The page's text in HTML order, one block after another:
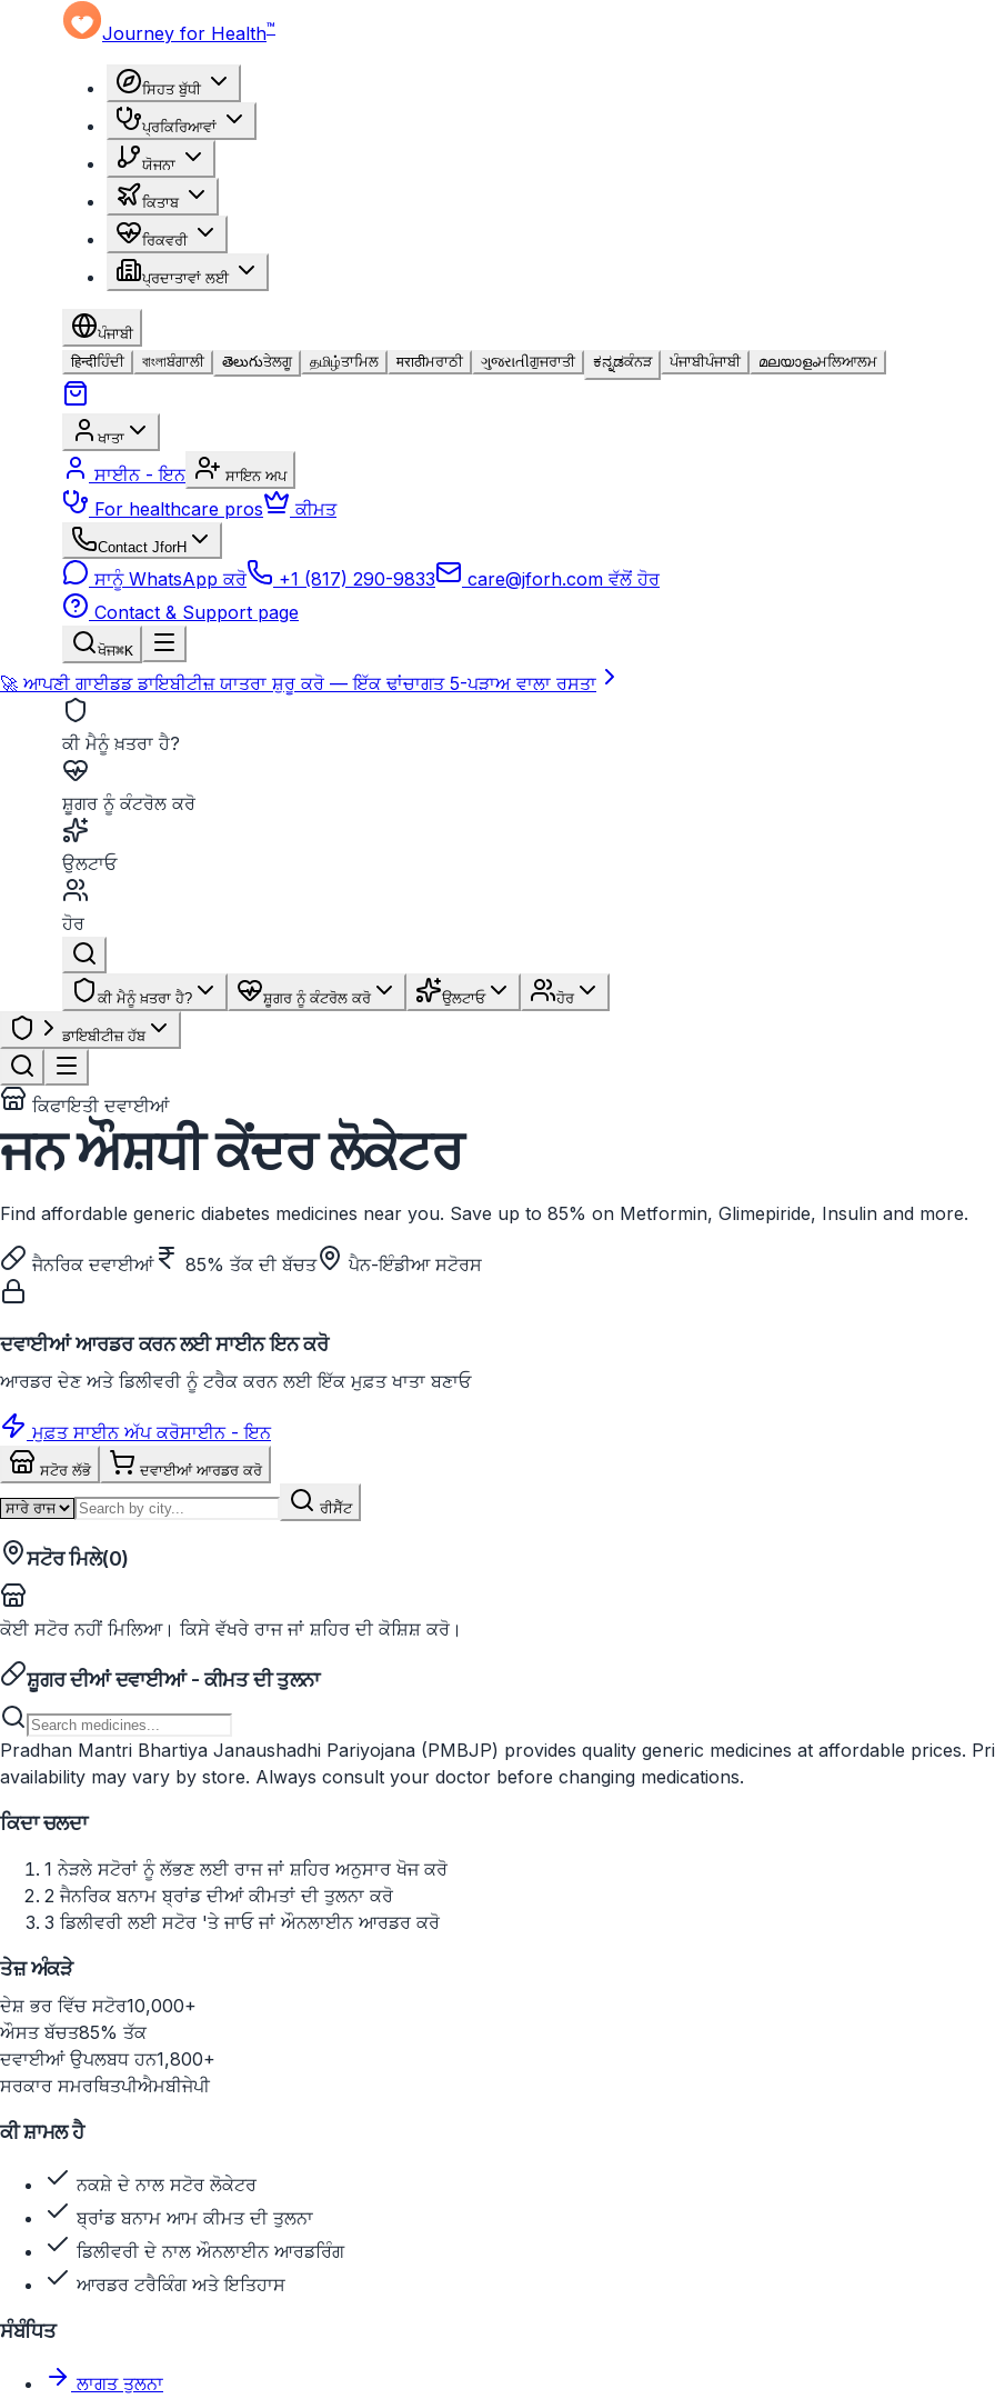
Journey for Health™
ਸਿਹਤ ਬੁੱਧੀ
ਪ੍ਰਕਿਰਿਆਵਾਂ
ਯੋਜਨਾ
ਕਿਤਾਬ
ਰਿਕਵਰੀ
ਪ੍ਰਦਾਤਾਵਾਂ ਲਈ
ਪੰਜਾਬੀ
हिन्दीਹਿੰਦੀ বাংলাਬੰਗਾਲੀ తెలుగుਤੇਲਗੂ தமிழ்ਤਾਮਿਲ मराठीਮਰਾਠੀ ગુજરાતીਗੁਜਰਾਤੀ ಕನ್ನಡਕੰਨੜ ਪੰਜਾਬੀਪੰਜਾਬੀ മലയാളംਮਲਿਆਲਮ
ਖਾਤਾ
ਸਾਈਨ - ਇਨ ਸਾਇਨ ਅਪ
For healthcare pros ਕੀਮਤ
Contact JforH
ਸਾਨੂੰ WhatsApp ਕਰੋ +1 (817) 290-9833
care@jforh.com ਵੱਲੋਂ ਹੋਰ
Contact & Support page
ਖੋਜ⌘K
🚀 ਆਪਣੀ ਗਾਈਡਡ ਡਾਇਬੀਟੀਜ਼ ਯਾਤਰਾ ਸ਼ੁਰੂ ਕਰੋ — ਇੱਕ ਢਾਂਚਾਗਤ 5-ਪੜਾਅ ਵਾਲਾ ਰਸਤਾ
ਕੀ ਮੈਨੂੰ ਖ਼ਤਰਾ ਹੈ?
ਸ਼ੂਗਰ ਨੂੰ ਕੰਟਰੋਲ ਕਰੋ
ਉਲਟਾਓ
ਹੋਰ
ਕੀ ਮੈਨੂੰ ਖ਼ਤਰਾ ਹੈ? ਸ਼ੂਗਰ ਨੂੰ ਕੰਟਰੋਲ ਕਰੋ ਉਲਟਾਓ ਹੋਰ
ਡਾਇਬੀਟੀਜ਼ ਹੱਬ
ਕਿਫਾਇਤੀ ਦਵਾਈਆਂ
ਜਨ ਔਸ਼ਧੀ ਕੇਂਦਰ ਲੋਕੇਟਰ
Find affordable generic diabetes medicines near you. Save up to 85% on Metformin, Glimepiride, Insulin and more.
ਜੈਨਰਿਕ ਦਵਾਈਆਂ 85% ਤੱਕ ਦੀ ਬੱਚਤ ਪੈਨ-ਇੰਡੀਆ ਸਟੋਰਸ
ਦਵਾਈਆਂ ਆਰਡਰ ਕਰਨ ਲਈ ਸਾਈਨ ਇਨ ਕਰੋ
ਆਰਡਰ ਦੇਣ ਅਤੇ ਡਿਲੀਵਰੀ ਨੂੰ ਟਰੈਕ ਕਰਨ ਲਈ ਇੱਕ ਮੁਫ਼ਤ ਖਾਤਾ ਬਣਾਓ
ਮੁਫ਼ਤ ਸਾਈਨ ਅੱਪ ਕਰੋਸਾਈਨ - ਇਨ
ਸਟੋਰ ਲੱਭੋ ਦਵਾਈਆਂ ਆਰਡਰ ਕਰੋ
ਰੀਸੈੱਟ
ਸਟੋਰ ਮਿਲੇ(0)
ਕੋਈ ਸਟੋਰ ਨਹੀਂ ਮਿਲਿਆ। ਕਿਸੇ ਵੱਖਰੇ ਰਾਜ ਜਾਂ ਸ਼ਹਿਰ ਦੀ ਕੋਸ਼ਿਸ਼ ਕਰੋ।
ਸ਼ੂਗਰ ਦੀਆਂ ਦਵਾਈਆਂ - ਕੀਮਤ ਦੀ ਤੁਲਨਾ
Pradhan Mantri Bhartiya Janaushadhi Pariyojana (PMBJP) provides quality generic medicines at affordable prices.
availability may vary by store. Always consult your doctor before changing medications.
ਕਿਦਾ ਚਲਦਾ
1 ਨੇੜਲੇ ਸਟੋਰਾਂ ਨੂੰ ਲੱਭਣ ਲਈ ਰਾਜ ਜਾਂ ਸ਼ਹਿਰ ਅਨੁਸਾਰ ਖੋਜ ਕਰੋ
2 ਜੈਨਰਿਕ ਬਨਾਮ ਬ੍ਰਾਂਡ ਦੀਆਂ ਕੀਮਤਾਂ ਦੀ ਤੁਲਨਾ ਕਰੋ
3 ਡਿਲੀਵਰੀ ਲਈ ਸਟੋਰ 'ਤੇ ਜਾਓ ਜਾਂ ਔਨਲਾਈਨ ਆਰਡਰ ਕਰੋ
ਤੇਜ਼ ਅੰਕੜੇ
ਦੇਸ਼ ਭਰ ਵਿੱਚ ਸਟੋਰ10,000+
ਔਸਤ ਬੱਚਤ85% ਤੱਕ
ਦਵਾਈਆਂ ਉਪਲਬਧ ਹਨ1,800+
ਸਰਕਾਰ ਸਮਰਥਿਤਪੀਐਮਬੀਜੇਪੀ
ਕੀ ਸ਼ਾਮਲ ਹੈ
ਨਕਸ਼ੇ ਦੇ ਨਾਲ ਸਟੋਰ ਲੋਕੇਟਰ
ਬ੍ਰਾਂਡ ਬਨਾਮ ਆਮ ਕੀਮਤ ਦੀ ਤੁਲਨਾ
ਡਿਲੀਵਰੀ ਦੇ ਨਾਲ ਔਨਲਾਈਨ ਆਰਡਰਿੰਗ
ਆਰਡਰ ਟਰੈਕਿੰਗ ਅਤੇ ਇਤਿਹਾਸ
ਸੰਬੰਧਿਤ
ਲਾਗਤ ਤੁਲਨਾ